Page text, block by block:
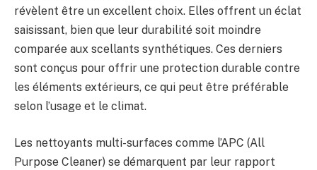
révèlent être un excellent choix. Elles offrent un éclat
saisissant, bien que leur durabilité soit moindre
comparée aux scellants synthétiques. Ces derniers
sont conçus pour offrir une protection durable contre
les éléments extérieurs, ce qui peut être préférable
selon l’usage et le climat.
Les nettoyants multi-surfaces comme l’APC (All
Purpose Cleaner) se démarquent par leur rapport